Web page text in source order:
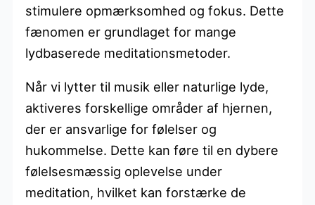
stimulere opmærksomhed og fokus. Dette
fænomen er grundlaget for mange
lydbaserede meditationsmetoder.
Når vi lytter til musik eller naturlige lyde,
aktiveres forskellige områder af hjernen,
der er ansvarlige for følelser og
hukommelse. Dette kan føre til en dybere
følelsesmæssig oplevelse under
meditation, hvilket kan forstærke de